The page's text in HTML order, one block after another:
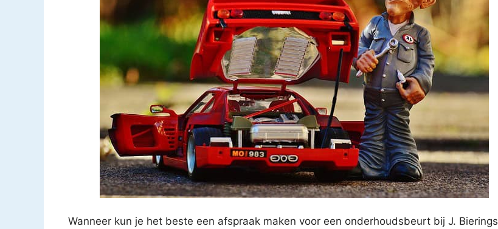
Wanneer kun je het beste een afspraak maken voor een onderhoudsbeurt bij J. Bierings